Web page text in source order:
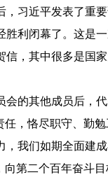
近平发表了重
利闭幕了。这是
，其中很多是国
其他成员后，
，恪尽职守、勤勉
们如期全面建
第二个百年奋斗